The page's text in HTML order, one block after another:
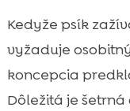
Kedyže psík
vyžaduje
koncepcia
Dôležitá je